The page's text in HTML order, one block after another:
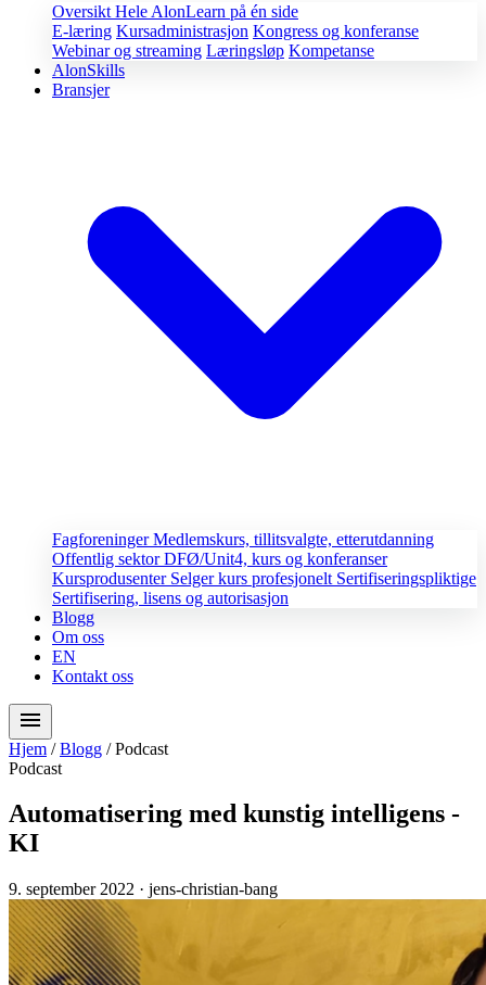
Oversikt Hele AlonLearn på én side
E-læring Kursadministrasjon Kongress og konferanse
Webinar og streaming Læringsløp Kompetanse
AlonSkills
Bransjer
FagforeningerMedlemskurs, tillitsvalgte, etterutdanning
Offentlig sektorDFØ/Unit4, kurs og konferanser
Kursprodusenter Selger kurs profesjonelt Sertifiseringspliktige
Sertifisering, lisens og autorisasjon
Blogg
Om oss
EN
Kontakt oss
menu
Hjem / Blogg / Podcast
Podcast
Automatisering med kunstig intelligens -
KI
9. september 2022 · jens-christian-bang